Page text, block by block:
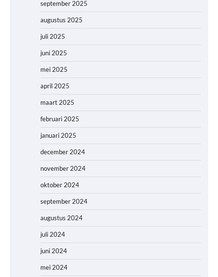
september 2025
augustus 2025
juli 2025
juni 2025
mei 2025
april 2025
maart 2025
februari 2025
januari 2025
december 2024
november 2024
oktober 2024
september 2024
augustus 2024
juli 2024
juni 2024
mei 2024